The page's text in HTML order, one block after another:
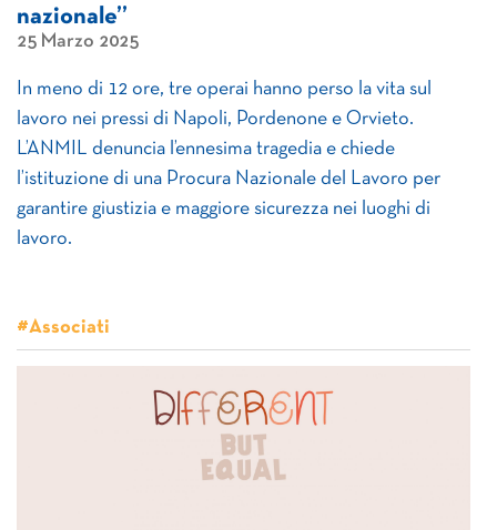
nazionale”
25 Marzo 2025
In meno di 12 ore, tre operai hanno perso la vita sul
lavoro nei pressi di Napoli, Pordenone e Orvieto.
L’ANMIL denuncia l’ennesima tragedia e chiede
l’istituzione di una Procura Nazionale del Lavoro per
garantire giustizia e maggiore sicurezza nei luoghi di
lavoro.
#Associati